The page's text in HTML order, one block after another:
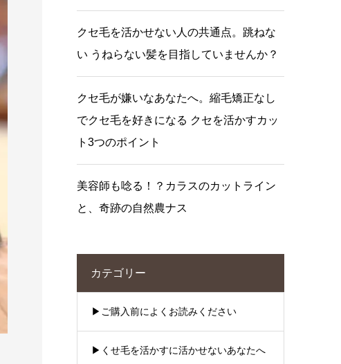
クセ毛を活かせない人の共通点。跳ねな
い うねらない髪を目指していませんか？
クセ毛が嫌いなあなたへ。縮毛矯正なし
でクセ毛を好きになる クセを活かすカッ
ト3つのポイント
美容師も唸る！？カラスのカットライン
と、奇跡の自然農ナス
カテゴリー
▶︎ご購入前によくお読みください
▶︎くせ毛を活かすに活かせないあなたへ